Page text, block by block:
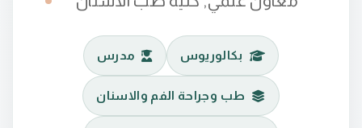
بكالوريوس مدرس
طب وجراحة الفم والاسنان